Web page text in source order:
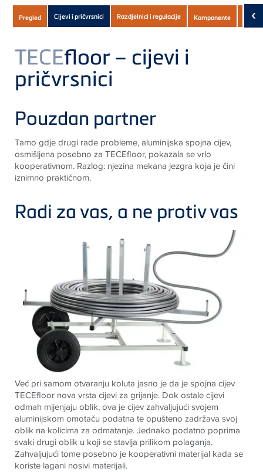
Subnavigation
of
current
Product
Pregled Cijevi i pričvrsnici Razdjelnici i regulacije Komponente ‹
TECEfloor – cijevi i
pričvrsnici
Pouzdan partner
Tamo gdje drugi rade probleme, aluminijska spojna cijev,
osmišljena posebno za TECEfloor, pokazala se vrlo
kooperativnom. Razlog: njezina mekana jezgra koja je čini
iznimno praktičnom.
Radi za vas, a ne protiv vas
Već pri samom otvaranju koluta jasno je da je spojna cijev
TECEfloor nova vrsta cijevi za grijanje. Dok ostale cijevi
odmah mijenjaju oblik, ova je cijev zahvaljujućisvojem
aluminijskom omotaču podatna te opušteno zadržava svoj
oblik na kolicima za odmatanje. Jednako podatno poprima
svaki drugi oblik u koji sestavlja prilikom polaganja.
Zahvaljujući tome posebno je kooperativni materijal kada se
koriste lagani nosivi materijali.